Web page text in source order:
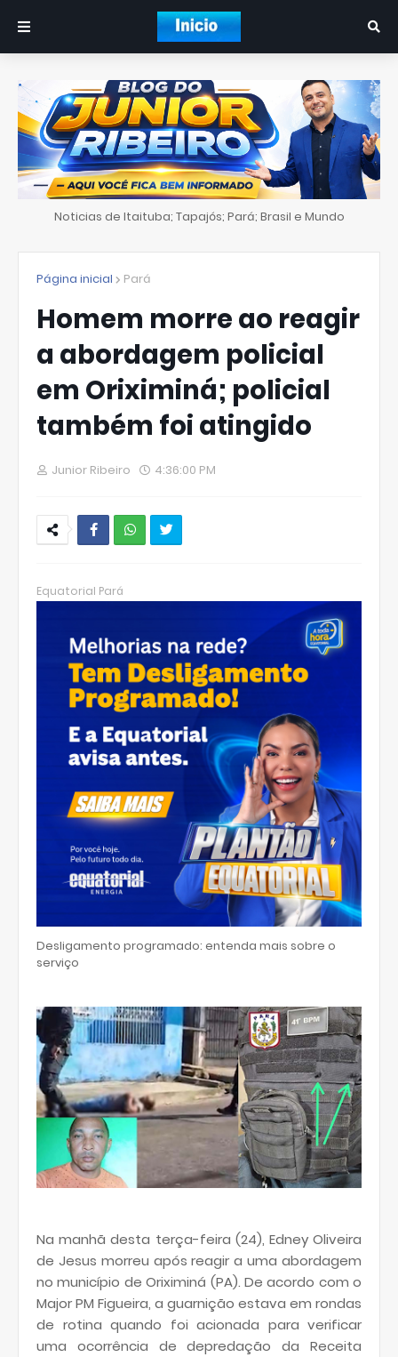
Noticias de Itaituba; Tapajós; Pará; Brasil e Mundo
Página inicial Pará
Homem morre ao reagir
a abordagem policial
em Oriximiná; policial
também foi atingido
Junior Ribeiro 4:36:00 PM
hats
p
Equatorial Pará
Desligamento programado: entenda mais sobre o
serviço
Na manhã desta terça-feira (24), Edney Oliveira
de Jesus morreu após reagir a uma abordagem
no município de Oriximiná (PA). De acordo com o
Major PM Figueira, a guarnição estava em rondas
de rotina quando foi acionada para verificar
uma ocorrência de depredação da Receita